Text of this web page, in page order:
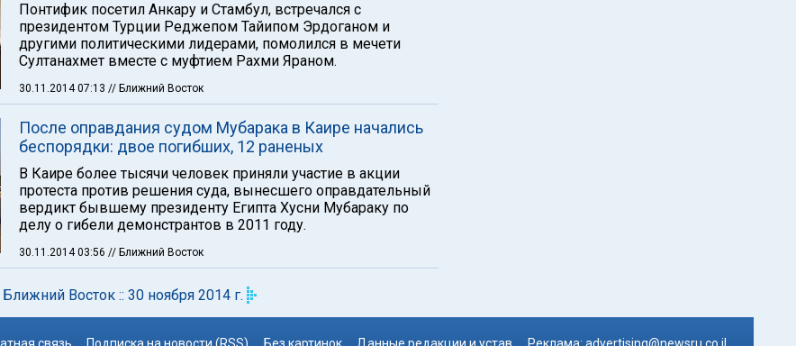
Понтифик посетил Анкару и Стамбул, встречался с
президентом Турции Реджепом Тайипом Эрдоганом и
другими политическими лидерами, помолился в мечети
Султанахмет вместе с муфтием Рахми Яраном.
30.11.2014 07:13 // Ближний Восток
После оправдания судом Мубарака в Каире начались
беспорядки: двое погибших, 12 раненых
В Каире более тысячи человек приняли участие в акции
протеста против решения суда, вынесшего оправдательный
вердикт бывшему президенту Египта Хусни Мубараку по
делу о гибели демонстрантов в 2011 году.
30.11.2014 03:56 // Ближний Восток
Ближний Восток :: 30 ноября 2014 г.